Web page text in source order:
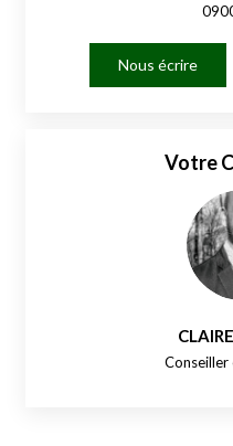
Nous écrire
Votre